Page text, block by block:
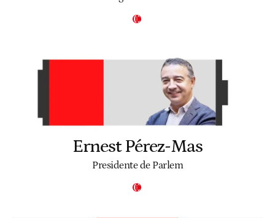
Ernest Pérez-Mas
Presidente de Parlem